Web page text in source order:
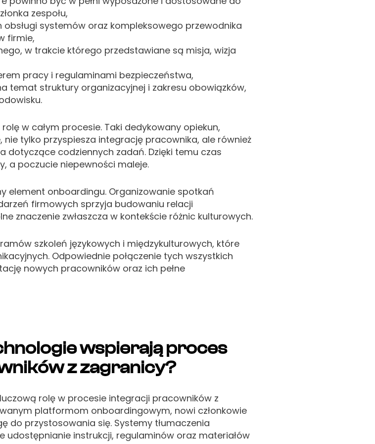
zespołu,
systemów oraz kompleksowego przewodnika
firmie,
w trakcie którego przedstawiane są misja, wizja
pracy i regulaminami bezpieczeństwa,
temat struktury organizacyjnej i zakresu obowiązków,
w całym procesie. Taki dedykowany opiekun,
tylko przyspiesza integrację pracownika, ale również
dotyczące codziennych zadań. Dzięki temu czas
a poczucie niepewności maleje.
element onboardingu. Organizowanie spotkań
firmowych sprzyja budowaniu relacji
znaczenie zwłaszcza w kontekście różnic kulturowych.
szkoleń językowych i międzykulturowych, które
Odpowiednie połączenie tych wszystkich
nowych pracowników oraz ich pełne
wspierają proces
z zagranicy?
rolę w procesie integracji pracowników z
platformom onboardingowym, nowi członkowie
do przystosowania się. Systemy tłumaczenia
udostępnianie instrukcji, regulaminów oraz materiałów